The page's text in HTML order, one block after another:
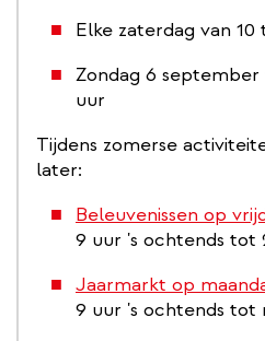
Elke zaterdag van 10
Zondag 6 september
uur
Tijdens zomerse
later:
Beleuvenissen op
9 uur 's ochtends tot
Jaarmarkt op
9 uur 's ochtends tot